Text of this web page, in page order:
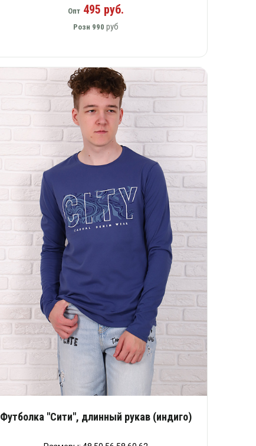
Опт495 руб.
Розн 990 руб
Футболка "Сити", длинный рукав (индиго)